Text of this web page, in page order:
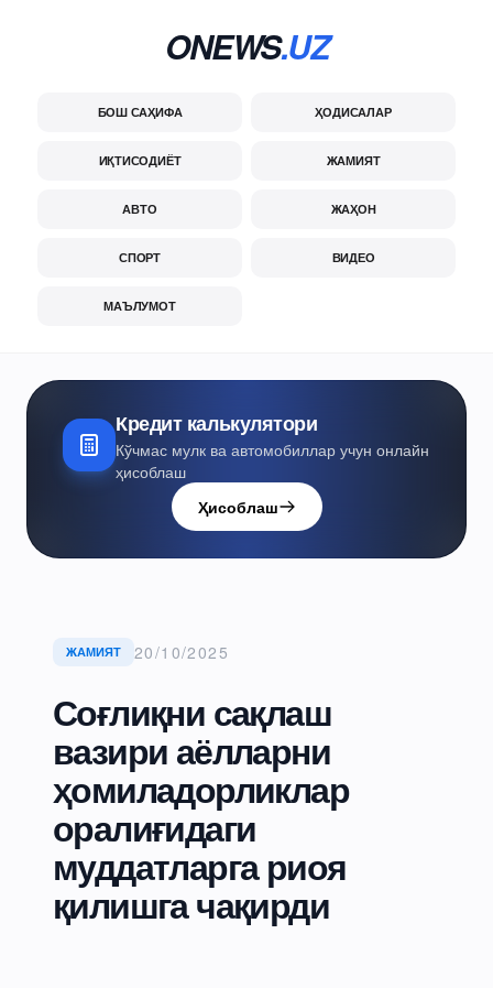
ONEWS.UZ
БОШ САҲИФА ҲОДИСАЛАР
ИҚТИСОДИЁТ ЖАМИЯТ
АВТО ЖАҲОН
СПОРТ ВИДЕО
МАЪЛУМОТ
Кредит калькулятори
Кўчмас мулк ва автомобиллар учун онлайн
ҳисоблаш
Ҳисоблаш
ЖАМИЯТ 20/10/2025
Соғлиқни сақлаш
вазири аёлларни
ҳомиладорликлар
оралиғидаги
муддатларга риоя
қилишга чақирди